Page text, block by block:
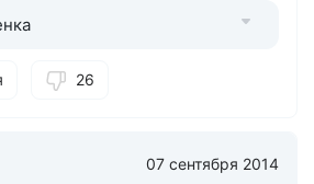
26
07 сентября 2014